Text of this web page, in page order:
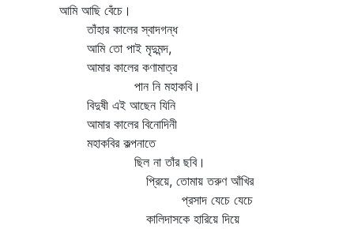
আমি আছি বেঁচে।
তাঁহার কালের স্বাদগন্ধ
আমি তো পাই মৃদুমন্দ,
আমার কালের কণামাত্র
পান নি মহাকবি।
বিদুষী এই আছেন যিনি
আমার কালের বিনোদিনী
মহাকবির কল্পনাতে
ছিল না তাঁর ছবি।
প্রিয়ে, তোমায় তরুণ আঁখির
প্রসাদ যেচে যেচে
কালিদাসকে হারিয়ে দিয়ে